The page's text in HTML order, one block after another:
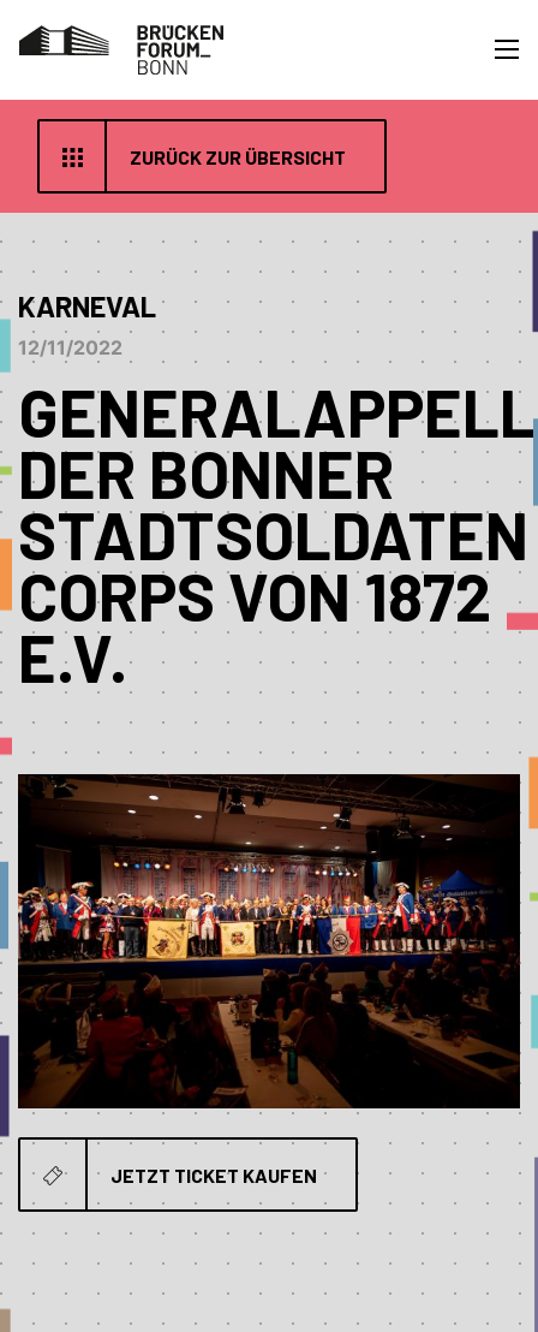
ZURÜCK ZUR ÜBERSICHT
KARNEVAL
12/11/2022
GENERALAPPELL
DER BONNER
STADTSOLDATEN
CORPS VON 1872
E.V.
JETZT TICKET KAUFEN